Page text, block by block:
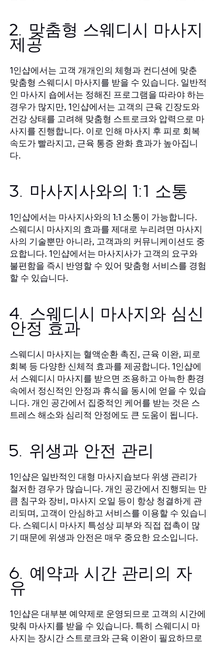
2. 맞춤형 스웨디시 마사지
제공
1인샵에서는 고객 개개인의 체형과 컨디션에 맞춘
맞춤형 스웨디시 마사지를 받을 수 있습니다. 일반적
인 마사지 숍에서는 정해진 프로그램을 따라야 하는
경우가 많지만, 1인샵에서는 고객의 근육 긴장도와
건강 상태를 고려해 맞춤형 스트로크와 압력으로 마
사지를 진행합니다. 이로 인해 마사지 후 피로 회복
속도가 빨라지고, 근육 통증 완화 효과가 높아집니
다.
3. 마사지사와의 1:1 소통
1인샵에서는 마사지사와의 1:1 소통이 가능합니다.
스웨디시 마사지의 효과를 제대로 누리려면 마사지
사의 기술뿐만 아니라, 고객과의 커뮤니케이션도 중
요합니다. 1인샵에서는 마사지사가 고객의 요구와
불편함을 즉시 반영할 수 있어 맞춤형 서비스를 경험
할 수 있습니다.
4. 스웨디시 마사지와 심신
안정 효과
스웨디시 마사지는 혈액순환 촉진, 근육 이완, 피로
회복 등 다양한 신체적 효과를 제공합니다. 1인샵에
서 스웨디시 마사지를 받으면 조용하고 아늑한 환경
속에서 정신적인 안정과 휴식을 동시에 얻을 수 있습
니다. 개인 공간에서 집중적인 케어를 받는 것은 스
트레스 해소와 심리적 안정에도 큰 도움이 됩니다.
5. 위생과 안전 관리
1인샵은 일반적인 대형 마사지숍보다 위생 관리가
철저한 경우가 많습니다. 개인 공간에서 진행되는 만
큼 침구와 장비, 마사지 오일 등이 항상 청결하게 관
리되며, 고객이 안심하고 서비스를 이용할 수 있습니
다. 스웨디시 마사지 특성상 피부와 직접 접촉이 많
기 때문에 위생과 안전은 매우 중요한 요소입니다.
6. 예약과 시간 관리의 자
유
1인샵은 대부분 예약제로 운영되므로 고객의 시간에
맞춰 마사지를 받을 수 있습니다. 특히 스웨디시 마
사지는 장시간 스트로크와 근육 이완이 필요하므로